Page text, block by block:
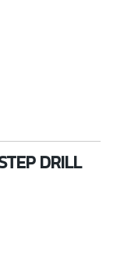
DRILL